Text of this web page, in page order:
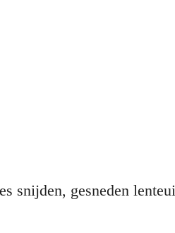
snijden, gesneden lenteui